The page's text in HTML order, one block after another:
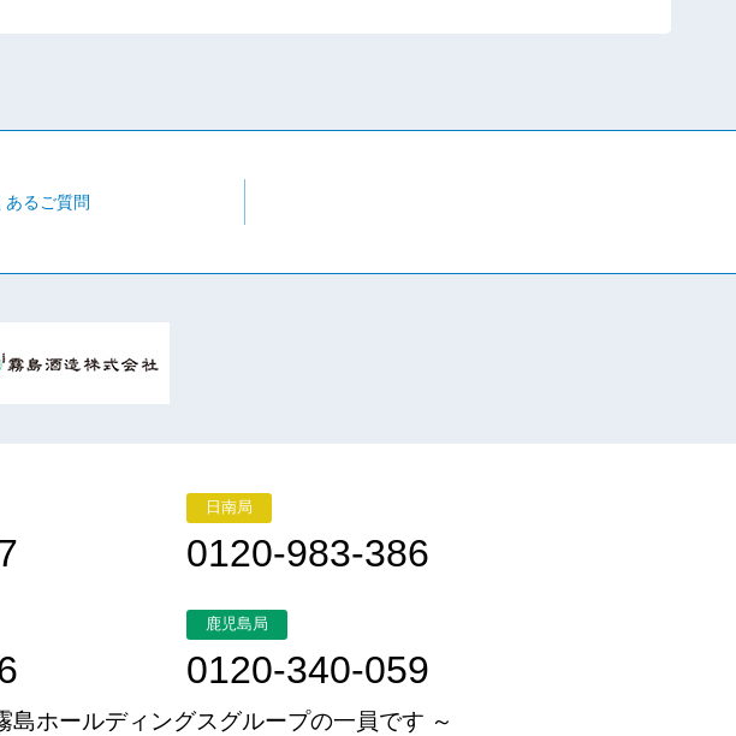
あるご質問
日南局
0120-983-386
鹿児島局
0120-340-059
島ホールディングスグループの一員です ～